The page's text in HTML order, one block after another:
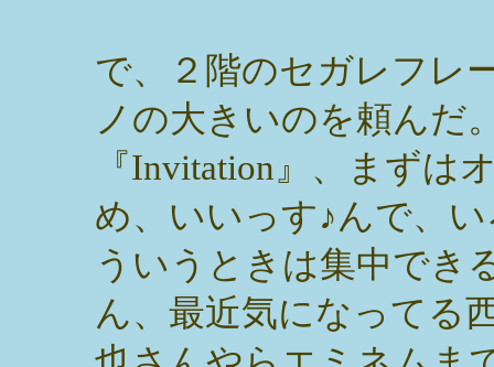
で、２階のセガレフレ
ノの大きいのを頼んだ
『Invitation』、まずは
め、いいっす♪んで、
ういうときは集中でき
ん、最近気になってる